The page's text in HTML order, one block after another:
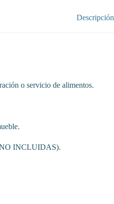
Descripción
o servicio de alimentos.
INCLUIDAS).